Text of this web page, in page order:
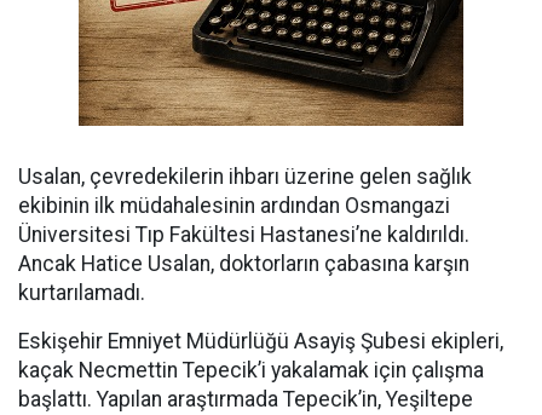
Usalan, çevredekilerin ihbarı üzerine gelen sağlık
ekibinin ilk müdahalesinin ardından Osmangazi
Üniversitesi Tıp Fakültesi Hastanesi’ne kaldırıldı.
Ancak Hatice Usalan, doktorların çabasına karşın
kurtarılamadı.
Eskişehir Emniyet Müdürlüğü Asayiş Şubesi ekipleri,
kaçak Necmettin Tepecik’i yakalamak için çalışma
başlattı. Yapılan araştırmada Tepecik’in, Yeşiltepe